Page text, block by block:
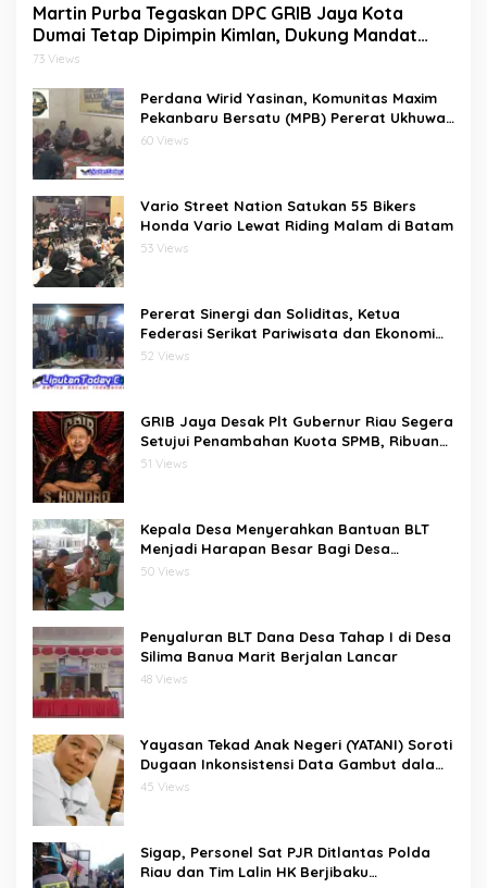
Martin Purba Tegaskan DPC GRIB Jaya Kota
Dumai Tetap Dipimpin Kimlan, Dukung Mandat
DPP kepada Agus Tera Jalankan Kegiatan Sosial
73 Views
Perdana Wirid Yasinan, Komunitas Maxim
Pekanbaru Bersatu (MPB) Pererat Ukhuwah
dan Doa Bersama di Sekretariat
60 Views
Vario Street Nation Satukan 55 Bikers
Honda Vario Lewat Riding Malam di Batam
53 Views
Pererat Sinergi dan Soliditas, Ketua
Federasi Serikat Pariwisata dan Ekonomi
Kreatif Gelar Silaturahmi Bersama
52 Views
GRIB Jaya Desak Plt Gubernur Riau Segera
Setujui Penambahan Kuota SPMB, Ribuan
Siswa Terancam Tak Tertampung
51 Views
Kepala Desa Menyerahkan Bantuan BLT
Menjadi Harapan Besar Bagi Desa
bawositora kecamatan pulau pulau batu
50 Views
Penyaluran BLT Dana Desa Tahap I di Desa
Silima Banua Marit Berjalan Lancar
48 Views
Yayasan Tekad Anak Negeri (YATANI) Soroti
Dugaan Inkonsistensi Data Gambut dalam
Proses Pembebasan HKm Dayun dari
45 Views
Sigap, Personel Sat PJR Ditlantas Polda
Riau dan Tim Lalin HK Berjibaku